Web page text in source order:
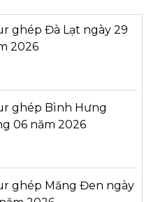
ghép Đà Lạt ngày 29
2026
ghép Bình Hưng
06 năm 2026
ghép Măng Đen ngày